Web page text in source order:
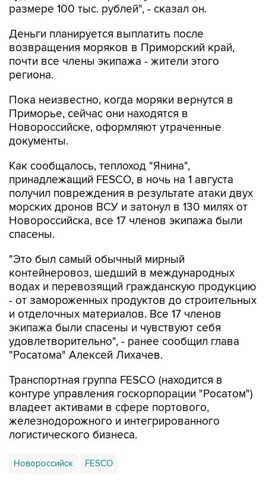
размере 100 тыс. рублей", - сказал он.
Деньги планируется выплатить после
возвращения моряков в Приморский край,
почти все члены экипажа - жители этого
региона.
Пока неизвестно, когда моряки вернутся в
Приморье, сейчас они находятся в
Новороссийске, оформляют утраченные
документы.
Как сообщалось, теплоход "Янина",
принадлежащий FESCO, в ночь на 1 августа
получил повреждения в результате атаки двух
морских дронов ВСУ и затонул в 130 милях от
Новороссийска, все 17 членов экипажа были
спасены.
"Это был самый обычный мирный
контейнеровоз, шедший в международных
водах и перевозящий гражданскую продукцию
- от замороженных продуктов до строительных
и отделочных материалов. Все 17 членов
экипажа были спасены и чувствуют себя
удовлетворительно", - ранее сообщил глава
"Росатома" Алексей Лихачев.
Транспортная группа FESCO (находится в
контуре управления госкорпорации "Росатом")
владеет активами в сфере портового,
железнодорожного и интегрированного
логистического бизнеса.
Новороссийск FESCO